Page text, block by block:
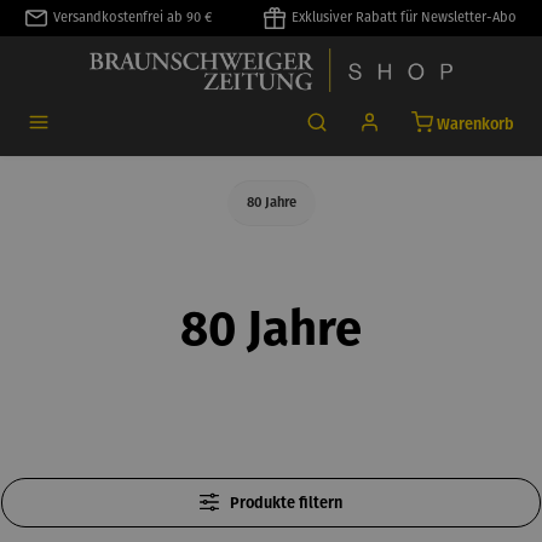
springen
Versandkostenfrei ab 90 € Exklusiver Rabatt für Newsletter-Abo
Warenkorb
80 Jahre
80 Jahre
Produkte filtern